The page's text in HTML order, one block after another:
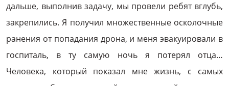
дальше, выполнив задачу, мы провели ребят вглубь,
закрепились. Я получил множественные осколочные
ранения от попадания дрона, и меня эвакуировали в
госпиталь, в ту самую ночь я потерял отца…
Человека, который показал мне жизнь, с самых